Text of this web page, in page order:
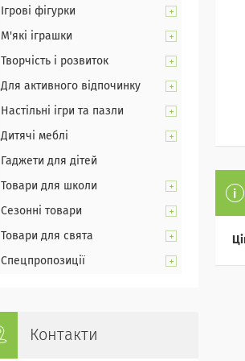
Ігрові фігурки
М'які іграшки
Творчість і розвиток
Для активного відпочинку
Настільні ігри та пазли
Дитячі меблі
Гаджети для дітей
Товари для школи
Сезонні товари
Товари для свята
Спецпропозиції
Контакти